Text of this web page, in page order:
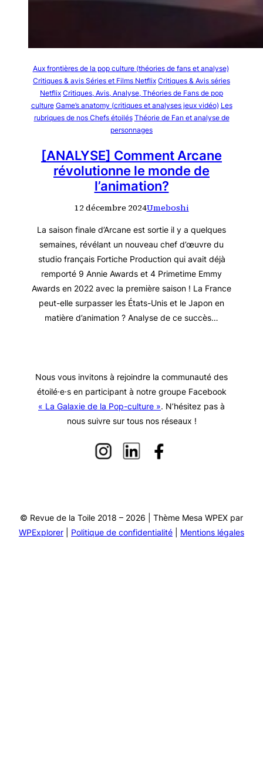
Aux frontières de la pop culture (théories de fans et analyse)
Critiques & avis Séries et Films Netflix Critiques & Avis séries
Netflix Critiques, Avis, Analyse, Théories de Fans de pop
culture Game’s anatomy (critiques et analyses jeux vidéo) Les
rubriques de nos Chefs étoilés Théorie de Fan et analyse de
personnages
[ANALYSE] Comment Arcane
révolutionne le monde de
l’animation?
12 décembre 2024Umeboshi
La saison finale d’Arcane est sortie il y a quelques
semaines, révélant un nouveau chef d’œuvre du
studio français Fortiche Production qui avait déjà
remporté 9 Annie Awards et 4 Primetime Emmy
Awards en 2022 avec la première saison ! La France
peut-elle surpasser les États-Unis et le Japon en
matière d’animation ? Analyse de ce succès…
Nous vous invitons à rejoindre la communauté des
étoilé·e·s en participant à notre groupe Facebook
« La Galaxie de la Pop-culture ». N’hésitez pas à
nous suivre sur tous nos réseaux !
© Revue de la Toile 2018 – 2026 | Thème Mesa WPEX par
WPExplorer
Politique de confidentialité Mentions légales